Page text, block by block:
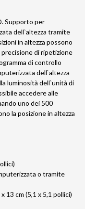
Supporto per
dell`altezza tramite
in altezza possono
di ripetizione
di controllo
dell`altezza
luminosità dell`unità di
accedere alle
uno dei 500
la posizione in altezza
o tramite
13 cm (5,1 x 5,1 pollici)